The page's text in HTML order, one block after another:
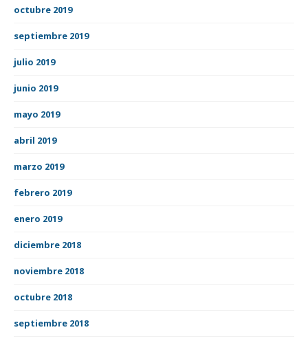
octubre 2019
septiembre 2019
julio 2019
junio 2019
mayo 2019
abril 2019
marzo 2019
febrero 2019
enero 2019
diciembre 2018
noviembre 2018
octubre 2018
septiembre 2018